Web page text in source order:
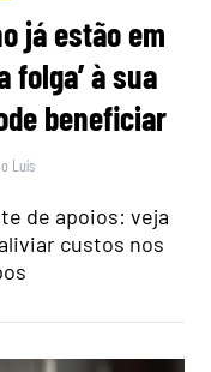
já estão em
folga’ à sua
beneficiar
Luís
de apoios: veja
custos nos